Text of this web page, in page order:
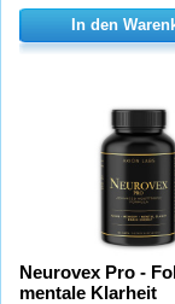
In den
Neurovex Pro -
mentale Klarheit